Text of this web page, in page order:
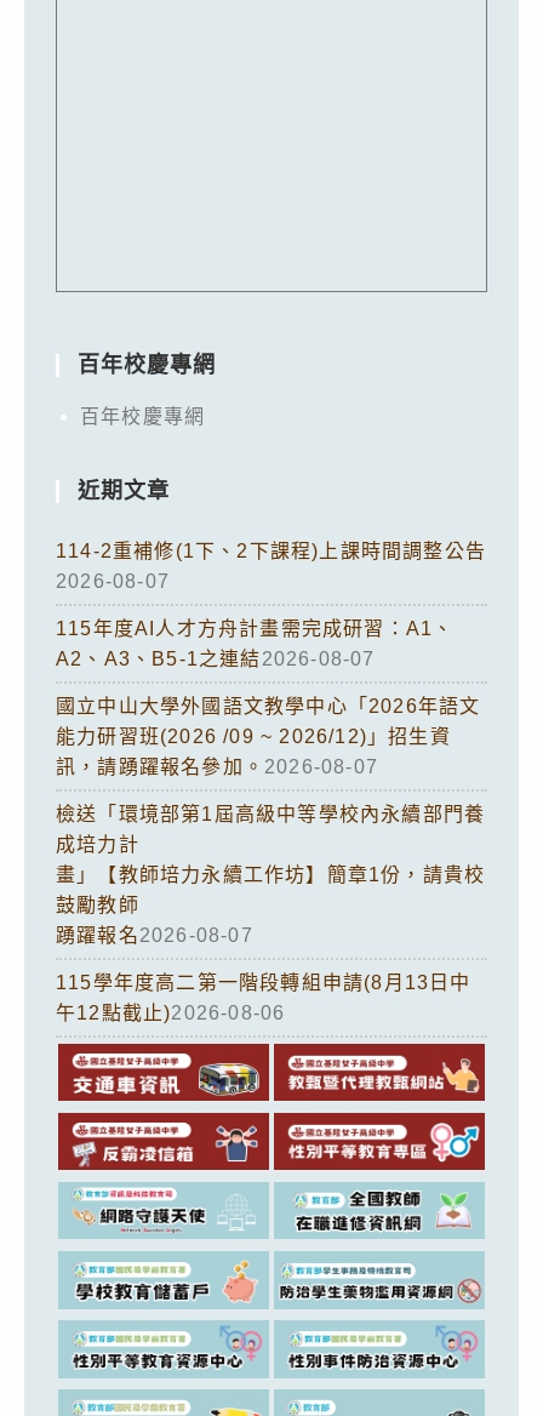
百年校慶專網
百年校慶專網
近期文章
114-2重補修(1下、2下課程)上課時間調整公告
2026-08-07
115年度AI人才方舟計畫需完成研習：A1、
A2、A3、B5-1之連結2026-08-07
國立中山大學外國語文教學中心「2026年語文
能力研習班(2026 /09 ~ 2026/12)」招生資
訊，請踴躍報名參加。 2026-08-07
檢送「環境部第1屆高級中等學校內永續部門養
成培力計
畫」【教師培力永續工作坊】簡章1份，請貴校
鼓勵教師
踴躍報名2026-08-07
115學年度高二第一階段轉組申請(8月13日中
午12點截止)2026-08-06